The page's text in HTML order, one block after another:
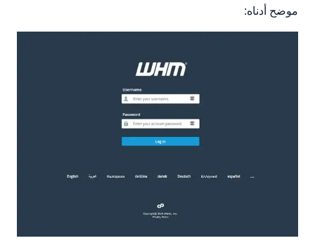
موضح أدناه: